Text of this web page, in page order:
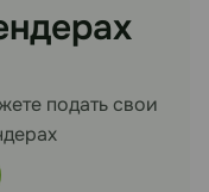
подать свои